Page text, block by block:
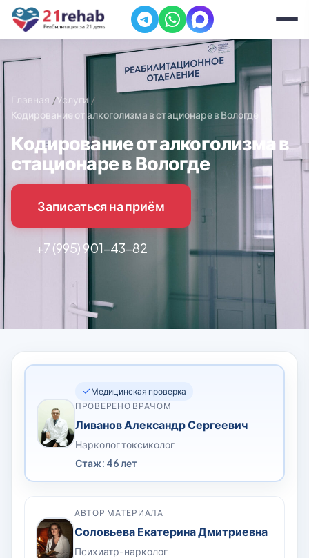
Главная
Услуги
Кодирование от алкоголизма в стационаре в Вологде
Кодирование от алкоголизма в
стационаре в Вологде
Записаться на приём
+7 (995) 901-43-82
Медицинская проверка
ПРОВЕРЕНО ВРАЧОМ
Ливанов Александр Сергеевич
Нарколог токсиколог
Стаж: 46 лет
АВТОР МАТЕРИАЛА
Соловьева Екатерина Дмитриевна
Психиатр-нарколог